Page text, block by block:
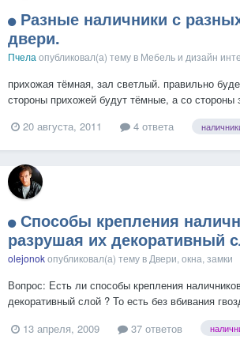
Разные наличники с
двери.
Пчела опубликовал(а) тему в Мебель и дизайн
прихожая тёмная, зал светлый. правильно
стороны прихожей будут тёмные, а со стороны
20 августа, 2011 4 ответа
Способы крепления
разрушая их декоративный
olejonokопубликовал(а) тему в Двери, окна, замки
Вопрос: Есть ли способы крепления
декоративный слой ? То есть без вбивания
13 апреля, 2009 37 ответов